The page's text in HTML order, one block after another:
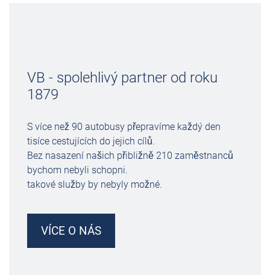
VB - spolehlivý partner od roku
1879
S více než 90 autobusy přepravíme každý den
tisíce cestujících do jejich cílů.
Bez nasazení našich přibližně 210 zaměstnanců
bychom nebyli schopni.
takové služby by nebyly možné.
VÍCE O NÁS